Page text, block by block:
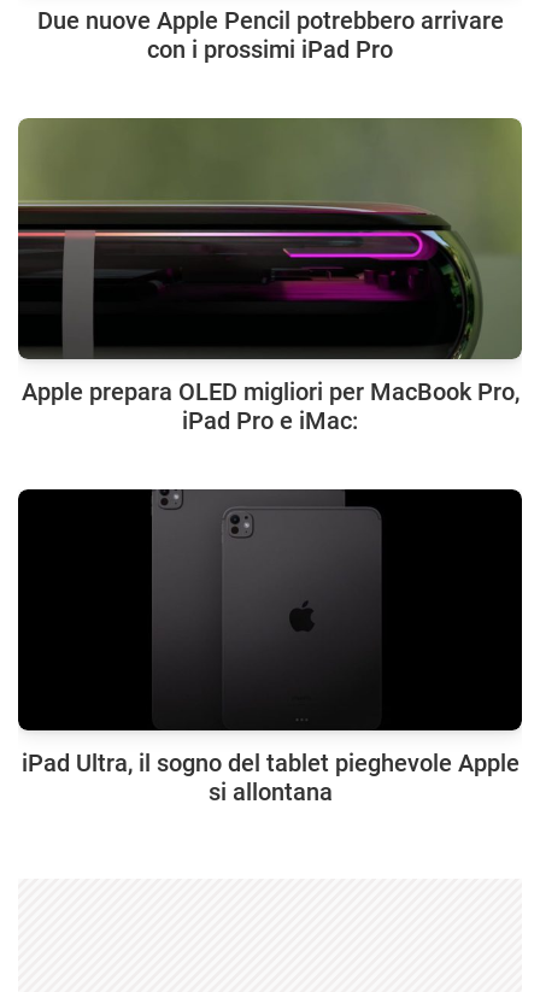
Due nuove Apple Pencil potrebbero arrivare
con i prossimi iPad Pro
Apple prepara OLED migliori per MacBook Pro,
iPad Pro e iMac:
iPad Ultra, il sogno del tablet pieghevole Apple
si allontana